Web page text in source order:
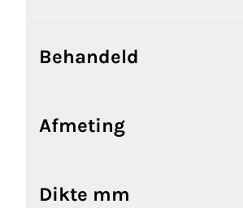
Behandeld
Afmeting
Dikte mm